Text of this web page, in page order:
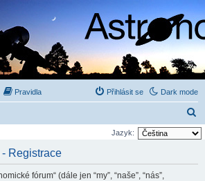
Dark mode
Pravidla Přihlásit se
l
Jazyk:
Registrace
fórum“ (dále jen “my”, “naše”, “nás”,